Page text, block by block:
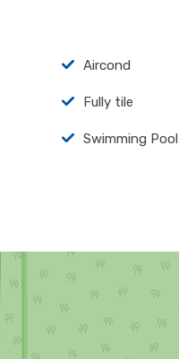
Aircond
Fully tile
Swimming Pool